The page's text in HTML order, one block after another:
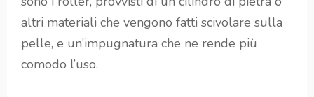
altri materiali che vengono fatti scivolare sulla
pelle, e un’impugnatura che ne rende più
comodo l’uso.